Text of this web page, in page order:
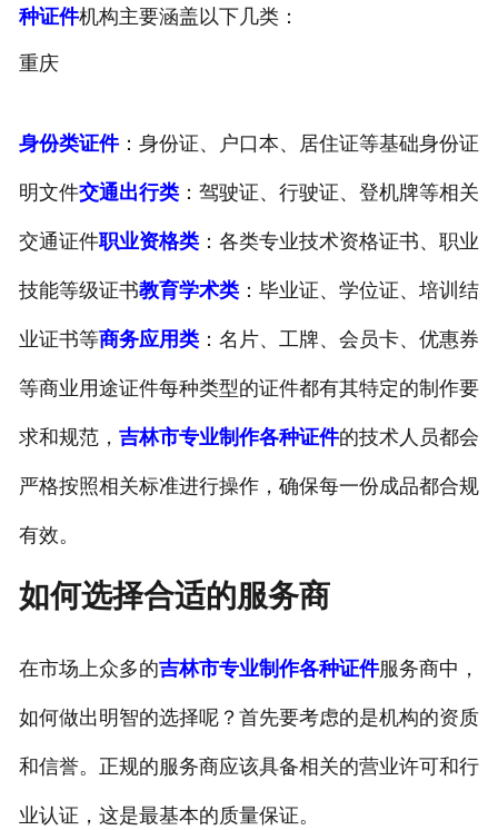
种证件机构主要涵盖以下几类：
重庆
身份类证件：身份证、户口本、居住证等基础身份证
明文件交通出行类：驾驶证、行驶证、登机牌等相关
交通证件职业资格类：各类专业技术资格证书、职业
技能等级证书教育学术类：毕业证、学位证、培训结
业证书等商务应用类：名片、工牌、会员卡、优惠券
等商业用途证件每种类型的证件都有其特定的制作要
求和规范， 吉林市专业制作各种证件的技术人员都会
严格按照相关标准进行操作，确保每一份成品都合规
有效。
如何选择合适的服务商
在市场上众多的吉林市专业制作各种证件服务商中，
如何做出明智的选择呢？首先要考虑的是机构的资质
和信誉。正规的服务商应该具备相关的营业许可和行
业认证，这是最基本的质量保证。